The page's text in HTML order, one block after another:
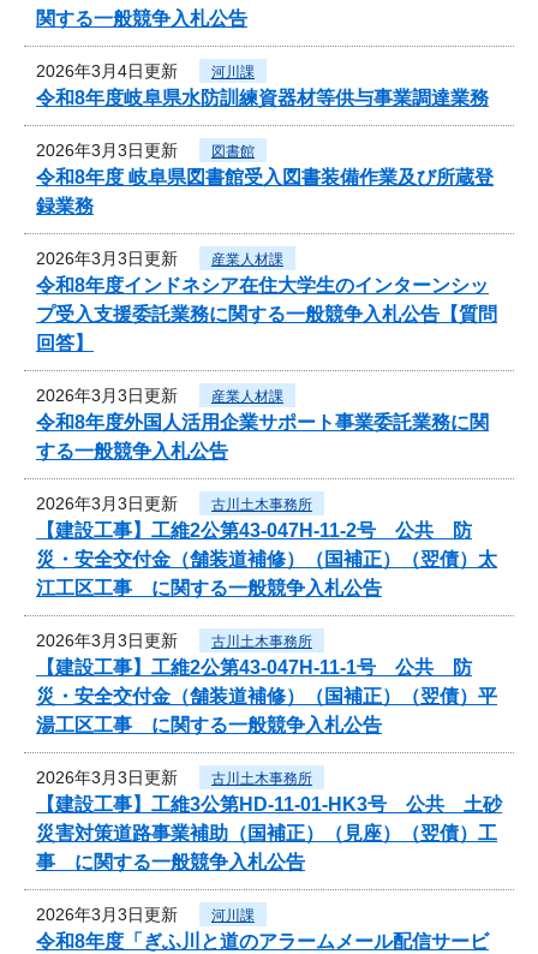
関する一般競争入札公告
2026年3月4日更新 河川課
令和8年度岐阜県水防訓練資器材等供与事業調達業務
2026年3月3日更新 図書館
令和8年度 岐阜県図書館受入図書装備作業及び所蔵登
録業務
2026年3月3日更新 産業人材課
令和8年度インドネシア在住大学生のインターンシッ
プ受入支援委託業務に関する一般競争入札公告【質問
回答】
2026年3月3日更新 産業人材課
令和8年度外国人活用企業サポート事業委託業務に関
する一般競争入札公告
2026年3月3日更新 古川土木事務所
【建設工事】工維2公第43-047H-11-2号 公共 防
災・安全交付金（舗装道補修）（国補正）（翌債）太
江工区工事 に関する一般競争入札公告
2026年3月3日更新 古川土木事務所
【建設工事】工維2公第43-047H-11-1号 公共 防
災・安全交付金（舗装道補修）（国補正）（翌債）平
湯工区工事 に関する一般競争入札公告
2026年3月3日更新 古川土木事務所
【建設工事】工維3公第HD-11-01-HK3号 公共 土砂
災害対策道路事業補助（国補正）（見座）（翌債）工
事 に関する一般競争入札公告
2026年3月3日更新 河川課
令和8年度「ぎふ川と道のアラームメール配信サービ